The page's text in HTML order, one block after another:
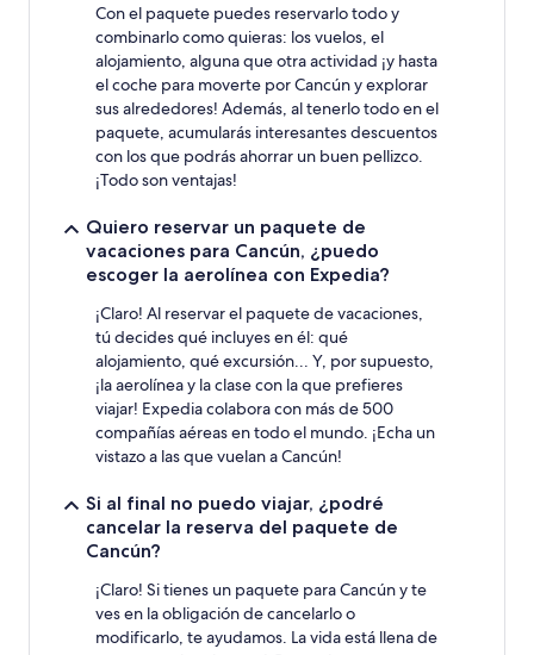
Con el paquete puedes reservarlo todo y
combinarlo como quieras: los vuelos, el
alojamiento, alguna que otra actividad ¡y hasta
el coche para moverte por Cancún y explorar
sus alrededores! Además, al tenerlo todo en el
paquete, acumularás interesantes descuentos
con los que podrás ahorrar un buen pellizco.
¡Todo son ventajas!
Quiero reservar un paquete de
vacaciones para Cancún, ¿puedo
escoger la aerolínea con Expedia?
¡Claro! Al reservar el paquete de vacaciones,
tú decides qué incluyes en él: qué
alojamiento, qué excursión... Y, por supuesto,
¡la aerolínea y la clase con la que prefieres
viajar! Expedia colabora con más de 500
compañías aéreas en todo el mundo. ¡Echa un
vistazo a las que vuelan a Cancún!
Si al final no puedo viajar, ¿podré
cancelar la reserva del paquete de
Cancún?
¡Claro! Si tienes un paquete para Cancún y te
ves en la obligación de cancelarlo o
modificarlo, te ayudamos. La vida está llena de